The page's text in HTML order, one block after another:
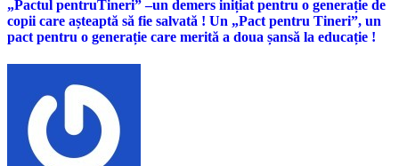
„Pactul pentruTineri” –un demers inițiat pentru o generație de
copii care așteaptă să fie salvată ! Un „Pact pentru Tineri”, un
pact pentru o generație care merită a doua șansă la educație !